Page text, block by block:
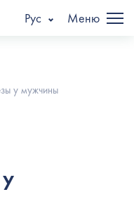
Рус Меню
у мужчины